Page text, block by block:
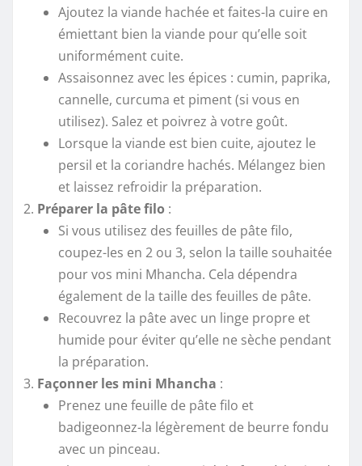
Ajoutez la viande hachée et faites-la cuire en
émiettant bien la viande pour qu’elle soit
uniformément cuite.
Assaisonnez avec les épices : cumin, paprika,
cannelle, curcuma et piment (si vous en
utilisez). Salez et poivrez à votre goût.
Lorsque la viande est bien cuite, ajoutez le
persil et la coriandre hachés. Mélangez bien
et laissez refroidir la préparation.
Préparer la pâte filo :
Si vous utilisez des feuilles de pâte filo,
coupez-les en 2 ou 3, selon la taille souhaitée
pour vos mini Mhancha. Cela dépendra
également de la taille des feuilles de pâte.
Recouvrez la pâte avec un linge propre et
humide pour éviter qu’elle ne sèche pendant
la préparation.
Façonner les mini Mhancha :
Prenez une feuille de pâte filo et
badigeonnez-la légèrement de beurre fondu
avec un pinceau.